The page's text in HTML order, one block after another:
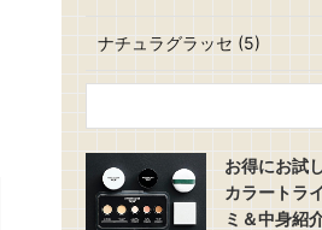
ナチュラグラッセ
ナチュラグラッセ
ナチュラグラッセ (5)
お得にお試
カラートラ
ミ＆中身紹